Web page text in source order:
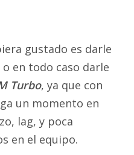
gustado es darle
en todo caso darle
Turbo, ya que con
un momento en
lag, y poca
en el equipo.